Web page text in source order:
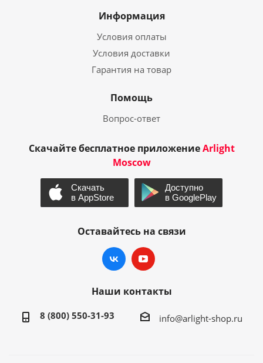
Информация
Условия оплаты
Условия доставки
Гарантия на товар
Помощь
Вопрос-ответ
Скачайте бесплатное приложениеArlight
Moscow
Оставайтесь на связи
Наши контакты
8 (800) 550-31-93 info@arlight-shop.ru